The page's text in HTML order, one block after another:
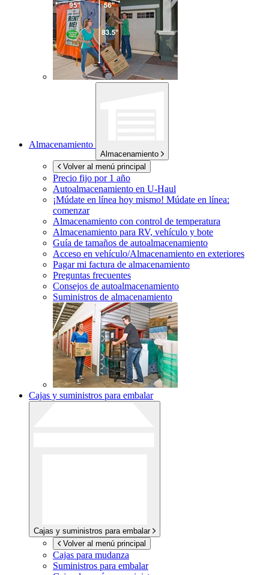
Almacenamiento
Almacenamiento
Volver al menú principal
Precio fijo por 1 año
Autoalmacenamiento en U-Haul
¡Múdate en línea hoy mismo! Múdate en línea:
comenzar
Almacenamiento con control de temperatura
Almacenamiento para RV, vehículo y bote
Guía de tamaños de autoalmacenamiento
Acceso en vehículo/Almacenamiento en exteriores
Pagar mi factura de almacenamiento
Preguntas frecuentes
Consejos de autoalmacenamiento
Suministros de almacenamiento
Cajas y suministros para embalar
Cajas y suministros para embalar
Volver al menú principal
Cajas para mudanza
Suministros para embalar